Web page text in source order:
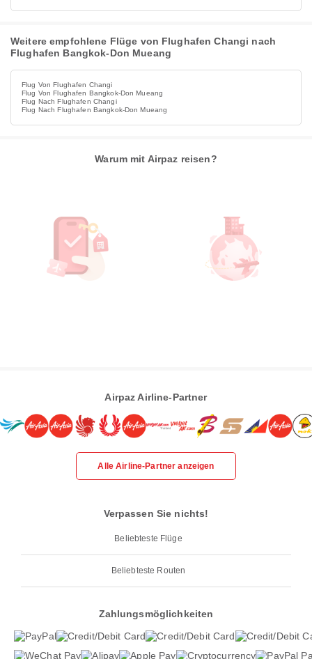
Weitere empfohlene Flüge von Flughafen Changi nach
Flughafen Bangkok-Don Mueang
Flug Von Flughafen Changi
Flug Von Flughafen Bangkok-Don Mueang
Flug Nach Flughafen Changi
Flug Nach Flughafen Bangkok-Don Mueang
Warum mit Airpaz reisen?
Airpaz Airline-Partner
Alle Airline-Partner anzeigen
Verpassen Sie nichts!
Beliebteste Flüge
Beliebteste Routen
Zahlungsmöglichkeiten